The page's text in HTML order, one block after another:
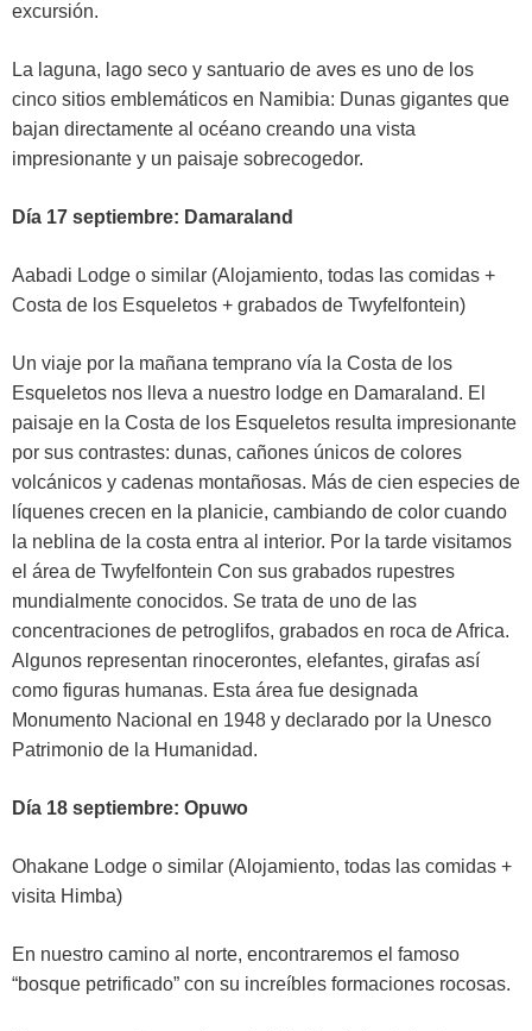
excursión.
La laguna, lago seco y santuario de aves es uno de los
cinco sitios emblemáticos en Namibia: Dunas gigantes que
bajan directamente al océano creando una vista
impresionante y un paisaje sobrecogedor.
Día 17 septiembre: Damaraland
Aabadi Lodge o similar (Alojamiento, todas las comidas +
Costa de los Esqueletos + grabados de Twyfelfontein)
Un viaje por la mañana temprano vía la Costa de los
Esqueletos nos lleva a nuestro lodge en Damaraland. El
paisaje en la Costa de los Esqueletos resulta impresionante
por sus contrastes: dunas, cañones únicos de colores
volcánicos y cadenas montañosas. Más de cien especies de
líquenes crecen en la planicie, cambiando de color cuando
la neblina de la costa entra al interior. Por la tarde visitamos
el área de Twyfelfontein Con sus grabados rupestres
mundialmente conocidos. Se trata de uno de las
concentraciones de petroglifos, grabados en roca de Africa.
Algunos representan rinocerontes, elefantes, girafas así
como figuras humanas. Esta área fue designada
Monumento Nacional en 1948 y declarado por la Unesco
Patrimonio de la Humanidad.
Día 18 septiembre: Opuwo
Ohakane Lodge o similar (Alojamiento, todas las comidas +
visita Himba)
En nuestro camino al norte, encontraremos el famoso
“bosque petrificado” con su increíbles formaciones rocosas.